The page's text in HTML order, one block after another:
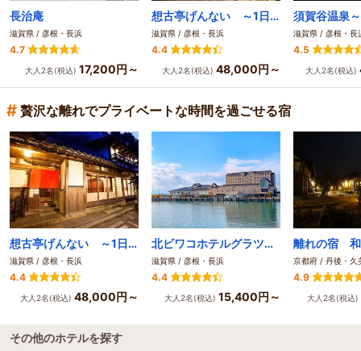
長治庵
滋賀県 / 彦根・長浜
4.7
大人2名(税込) 17,200円～
想古亭げんない ～1日4組限定 料理自慢のいなか宿～
滋賀県 / 彦根・長浜
4.4
大人2名(税込) 48,000円～
滋賀県 / 彦根・長
4.5
大人2名(税込)
# 贅沢な離れでプライベートな時間を過ごせる宿
想古亭げんない ～1日4組限定 料理自慢のいなか宿～
滋賀県 / 彦根・長浜
4.4
大人2名(税込) 48,000円～
北ビワコホテルグラツィエ
滋賀県 / 彦根・長浜
4.4
大人2名(税込) 15,400円～
離れの宿
京都府 / 丹後・久
4.9
大人2名(税込)
その他のホテルを探す